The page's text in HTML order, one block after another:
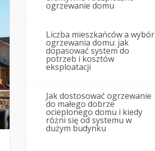
ogrzewanie domu
Liczba mieszkańców a wybór
ogrzewania domu: jak
dopasować system do
potrzeb i kosztów
eksploatacji
Jak dostosować ogrzewanie
do małego dobrze
ocieplonego domu i kiedy
różni się od systemu w
dużym budynku